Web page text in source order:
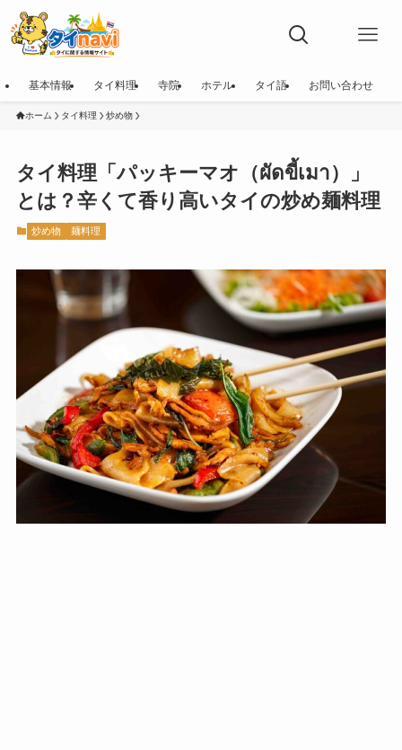
基本情報 タイ料理 寺院 ホテル タイ語 お問い合わせ
ホーム タイ料理 炒め物
タイ料理「パッキーマオ（ผัดขี้เมา）」
とは？辛くて香り高いタイの炒め麺料理
炒め物 麺料理